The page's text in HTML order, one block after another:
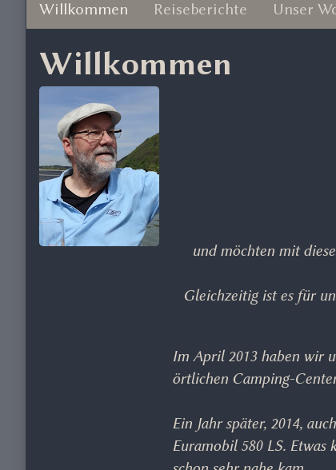
Willkommen Reiseberichte Unser
Willkommen
und möchten mit
Gleichzeitig ist es für
Im April 2013 haben wir
örtlichen Camping-
Ein Jahr später, 2014,
Euramobil 580 LS.